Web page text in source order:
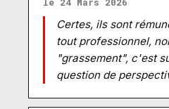
Certes, ils sont
tout professionnel,
"grassement", c'est
question de